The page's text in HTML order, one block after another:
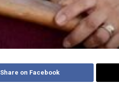
Share on Facebook